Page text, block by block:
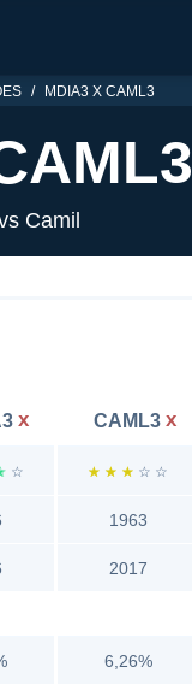
MDIA3 X CAML3
Camil
x CAML3 x
☆ ☆ ☆ ☆ ☆ ☆
1963
2017
6,26%